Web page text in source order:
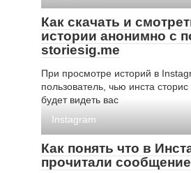
Как скачать и
истории анонимно с
storiesig.me
При просмотре историй в
пользователь, чью инста
будет видеть вас
Instagram
Как понять что в
прочитали сообщение